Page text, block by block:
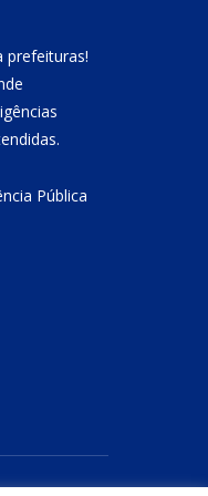
prefeituras!
Pública